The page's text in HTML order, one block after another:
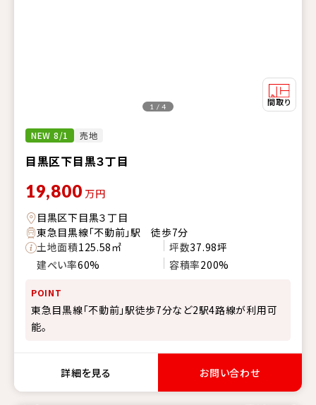
NEW 8/1 売地
目黒区下目黒３丁目
1 / 4
19,800 万円
目黒区下目黒３丁目
東急目黒線「不動前」駅 徒歩7分
土地面積125.58㎡ 坪数37.98坪
建ぺい率60% 容積率200%
POINT
東急目黒線「不動前」駅徒歩7分など2駅4路線が利用可
能。
詳細を見る お問い合わせ